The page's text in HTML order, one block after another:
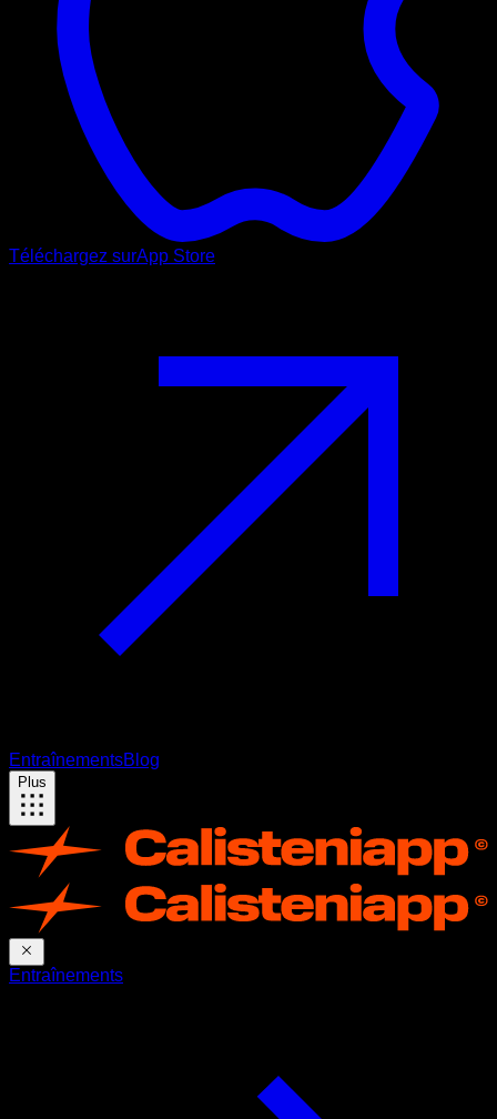
Téléchargez surApp Store
EntraînementsBlog
Plus
Entraînements